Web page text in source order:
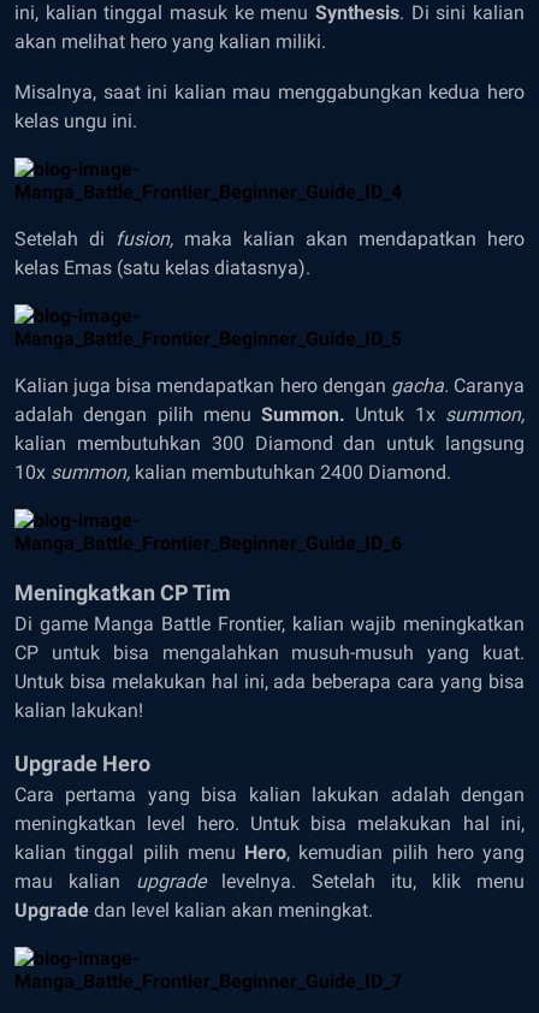
ini, kalian tinggal masuk ke menu Synthesis. Di sini kalian
akan melihat hero yang kalian miliki.
Misalnya, saat ini kalian mau menggabungkan kedua hero
kelas ungu ini.
Setelah di fusion, maka kalian akan mendapatkan hero
kelas Emas (satu kelas diatasnya).
Kalian juga bisa mendapatkan hero dengan gacha. Caranya
adalah dengan pilih menuSummon. Untuk 1x summon,
kalian membutuhkan 300 Diamond dan untuk langsung
10x summon, kalian membutuhkan 2400 Diamond.
Meningkatkan CP Tim
Di game Manga Battle Frontier, kalian wajib meningkatkan
CP untuk bisa mengalahkan musuh-musuh yang kuat.
Untuk bisa melakukan hal ini, ada beberapa cara yang bisa
kalian lakukan!
Upgrade Hero
Cara pertama yang bisa kalian lakukan adalah dengan
meningkatkan level hero. Untuk bisa melakukan hal ini,
kalian tinggal pilih menu Hero, kemudian pilih hero yang
mau kalian upgrade levelnya. Setelah itu, klik menu
Upgrade dan level kalian akan meningkat.